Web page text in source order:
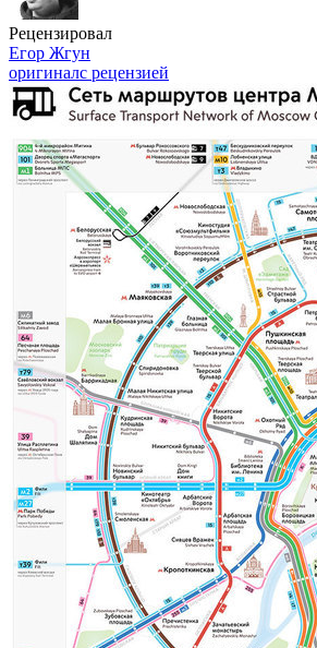
Рецензировал
Егор Жгун
оригиналс рецензией